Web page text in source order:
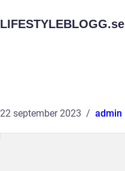
LIFESTYLEBLOGG.se
22 september 2023 admin